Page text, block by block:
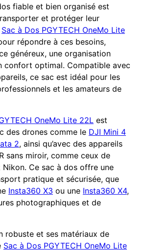
fiable et bien organisé est
et protéger leur
Sac à Dos PGYTECH OneMo Lite
répondre à ces besoins,
généreux, une organisation
confort optimal. Compatible avec
ce sac est idéal pour les
et les amateurs de
OneMo Lite 22L est
des drones comme le DJI Mini 4
2, ainsi qu’avec des appareils
sans miroir, comme ceux de
Nikon. Ce sac à dos offre une
pratique et sécurisée, que
Insta360 X3 ou une Insta360 X4,
photographiques et de
robuste et ses matériaux de
Sac à Dos PGYTECH OneMo Lite